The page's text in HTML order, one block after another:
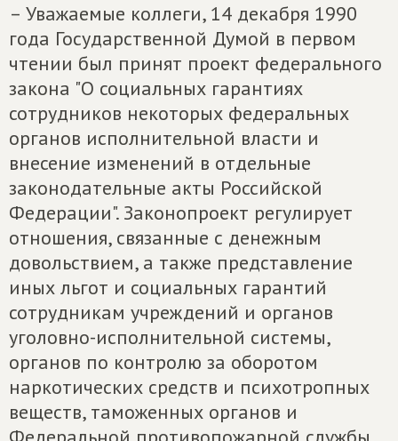
– Уважаемые коллеги, 14 декабря 1990
года Государственной Думой в первом
чтении был принят проект федерального
закона "О социальных гарантиях
сотрудников некоторых федеральных
органов исполнительной власти и
внесение изменений в отдельные
законодательные акты Российской
Федерации". Законопроект регулирует
отношения, связанные с денежным
довольствием, а также представление
иных льгот и социальных гарантий
сотрудникам учреждений и органов
уголовно-исполнительной системы,
органов по контролю за оборотом
наркотических средств и психотропных
веществ, таможенных органов и